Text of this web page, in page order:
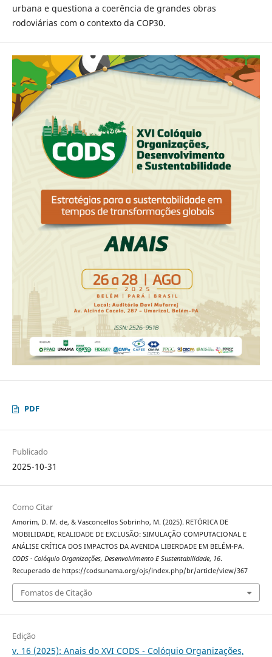
urbana e questiona a coerência de grandes obras
rodoviárias com o contexto da COP30.
PDF
Publicado
2025-10-31
Como Citar
Amorim, D. M. de, & Vasconcellos Sobrinho, M. (2025). RETÓRICA DE
MOBILIDADE, REALIDADE DE EXCLUSÃO: SIMULAÇÃO COMPUTACIONAL E
ANÁLISE CRÍTICA DOS IMPACTOS DA AVENIDA LIBERDADE EM BELÉM-PA.
CODS - Colóquio Organizações, Desenvolvimento E Sustentabilidade, 16.
Recuperado de https://codsunama.org/ojs/index.php/br/article/view/367
Fomatos de Citação
Edição
v. 16 (2025): Anais do XVI CODS - Colóquio Organizações,